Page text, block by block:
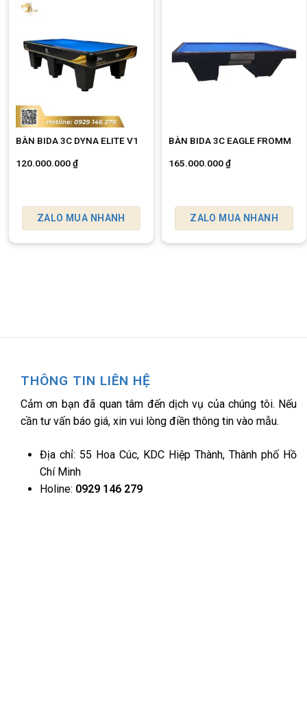
BÀN BIDA 3C DYNA ELITE V1
120.000.000₫
ZALO MUA NHANH
BÀN BIDA 3C EAGLE FROMM
165.000.000₫
ZALO MUA NHANH
THÔNG TIN LIÊN HỆ
Cảm ơn bạn đã quan tâm đến dịch vụ của chúng tôi. Nếu
cần tư vấn báo giá, xin vui lòng điền thông tin vào mẫu.
Địa chỉ: 55 Hoa Cúc, KDC Hiệp Thành, Thành phố Hồ
Chí Minh
Holine: 0929 146 279